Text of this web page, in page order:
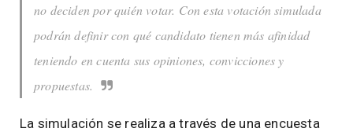
no deciden por quién votar. Con esta votación simulada
podrán definir con qué candidato tienen más afinidad
teniendo en cuenta sus opiniones, convicciones y
propuestas.
La simulación se realiza a través de una encuesta